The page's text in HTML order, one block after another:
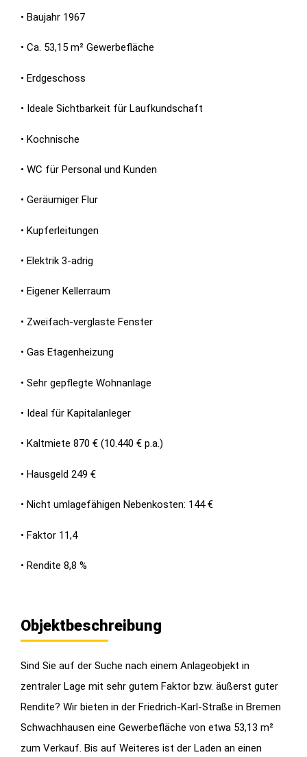
• Baujahr 1967
• Ca. 53,15 m² Gewerbefläche
• Erdgeschoss
• Ideale Sichtbarkeit für Laufkundschaft
• Kochnische
• WC für Personal und Kunden
• Geräumiger Flur
• Kupferleitungen
• Elektrik 3-adrig
• Eigener Kellerraum
• Zweifach-verglaste Fenster
• Gas Etagenheizung
• Sehr gepflegte Wohnanlage
• Ideal für Kapitalanleger
• Kaltmiete 870 € (10.440 € p.a.)
• Hausgeld 249 €
• Nicht umlagefähigen Nebenkosten: 144 €
• Faktor 11,4
• Rendite 8,8 %
Objektbeschreibung
Sind Sie auf der Suche nach einem Anlageobjekt in
zentraler Lage mit sehr gutem Faktor bzw. äußerst guter
Rendite? Wir bieten in der Friedrich-Karl-Straße in Bremen
Schwachhausen eine Gewerbefläche von etwa 53,13 m²
zum Verkauf. Bis auf Weiteres ist der Laden an einen